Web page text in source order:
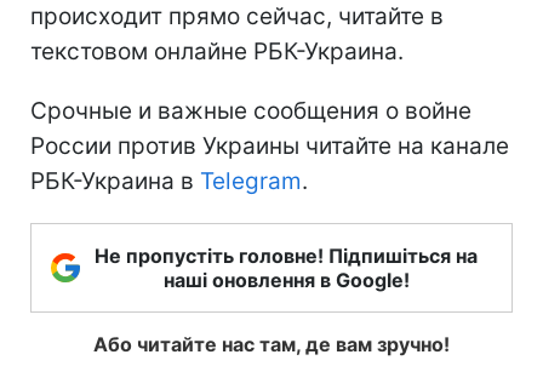
происходит прямо сейчас, читайте в
текстовом онлайне РБК-Украина.
Срочные и важные сообщения о войне
России против Украины читайте на канале
РБК-Украина в Telegram.
Не пропустіть головне! Підпишіться на
наші оновлення в Google!
Або читайте нас там, де вам зручно!